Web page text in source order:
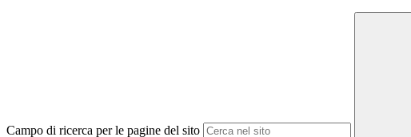
Campo di ricerca per le pagine del sito